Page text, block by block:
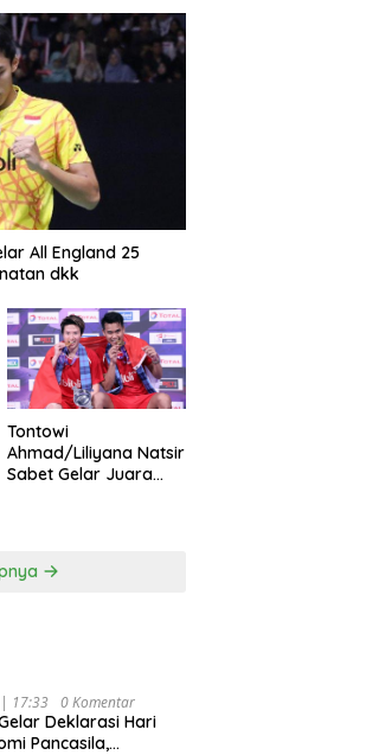
All England 25
dkk
Tontowi
Ahmad/Liliyana Natsir
Sabet Gelar Juara
| 17:33 0 Komentar
Deklarasi Hari
Pancasila,